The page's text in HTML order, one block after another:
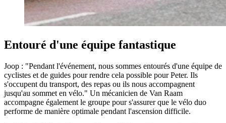
Entouré d'une équipe fantastique
Joop : "Pendant l'événement, nous sommes entourés d'une équipe de
cyclistes et de guides pour rendre cela possible pour Peter. Ils
s'occupent du transport, des repas ou ils nous accompagnent
jusqu'au sommet en vélo." Un mécanicien de Van Raam
accompagne également le groupe pour s'assurer que le vélo duo
performe de manière optimale pendant l'ascension difficile.